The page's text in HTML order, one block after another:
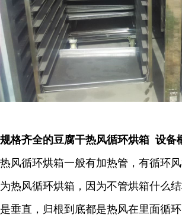
规格齐全的豆腐干热风循环烘箱 设备
热风循环烘箱一般有加热管，有循环
为热风循环烘箱，因为不管烘箱什么
是垂直，归根到底都是热风在里面循